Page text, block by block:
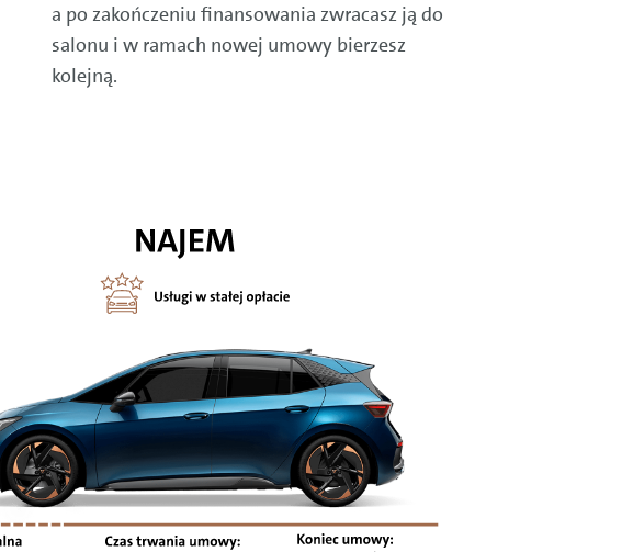
a po zakończeniu finansowania zwracasz ją do
salonu i w ramach nowej umowy bierzesz
kolejną.